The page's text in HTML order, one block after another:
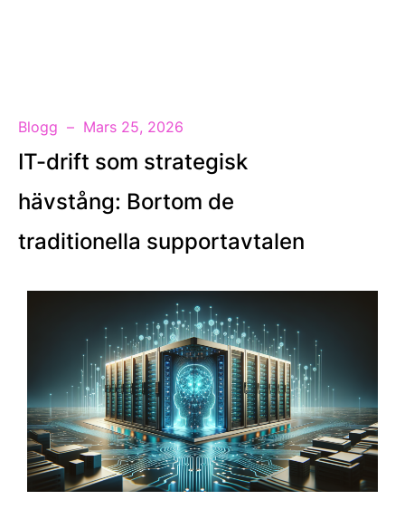
Blogg Mars 25, 2026
IT-drift som strategisk
hävstång: Bortom de
traditionella supportavtalen